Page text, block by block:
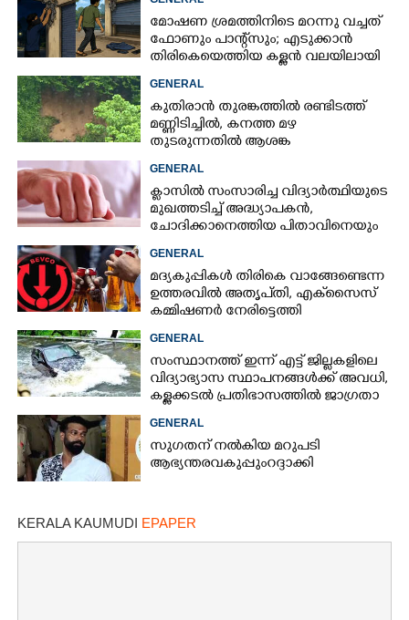
മോഷണ ശ്രമത്തിനിടെ മറന്നു വച്ചത്
ഫോണും പാന്റ്സും; എടുക്കാൻ
തിരികെയെത്തിയ കള്ളൻ വലയിലായി
GENERAL
കുതിരാൻ തുരങ്കത്തിൽ രണ്ടിടത്ത്
മണ്ണിടിച്ചിൽ, കനത്ത മഴ
തുടരുന്നതിൽ ആശങ്ക
GENERAL
ക്ളാസിൽ സംസാരിച്ച വിദ്യാർത്ഥിയുടെ
മുഖത്തടിച്ച് അദ്ധ്യാപകൻ,
ചോദിക്കാനെത്തിയ പിതാവിനെയും
GENERAL
മദ്യകുപ്പികൾ തിരികെ വാങ്ങേണ്ടെന്ന
ഉത്തരവിൽ അതൃപ്‌തി, എക്‌സൈസ്
കമ്മിഷണർ നേരിട്ടെത്തി
GENERAL
സംസ്ഥാനത്ത് ഇന്ന് എട്ട് ജില്ലകളിലെ
വിദ്യാഭ്യാസ സ്ഥാപനങ്ങൾക്ക് അവധി,
കള്ളക്കടൽ പ്രതിഭാസത്തിൽ ജാഗ്രതാ
GENERAL
സുഗതന് നൽകിയ മറുപടി
ആഭ്യന്തരവകുപ്പും റദ്ദാക്കി
KERALA KAUMUDI EPAPER